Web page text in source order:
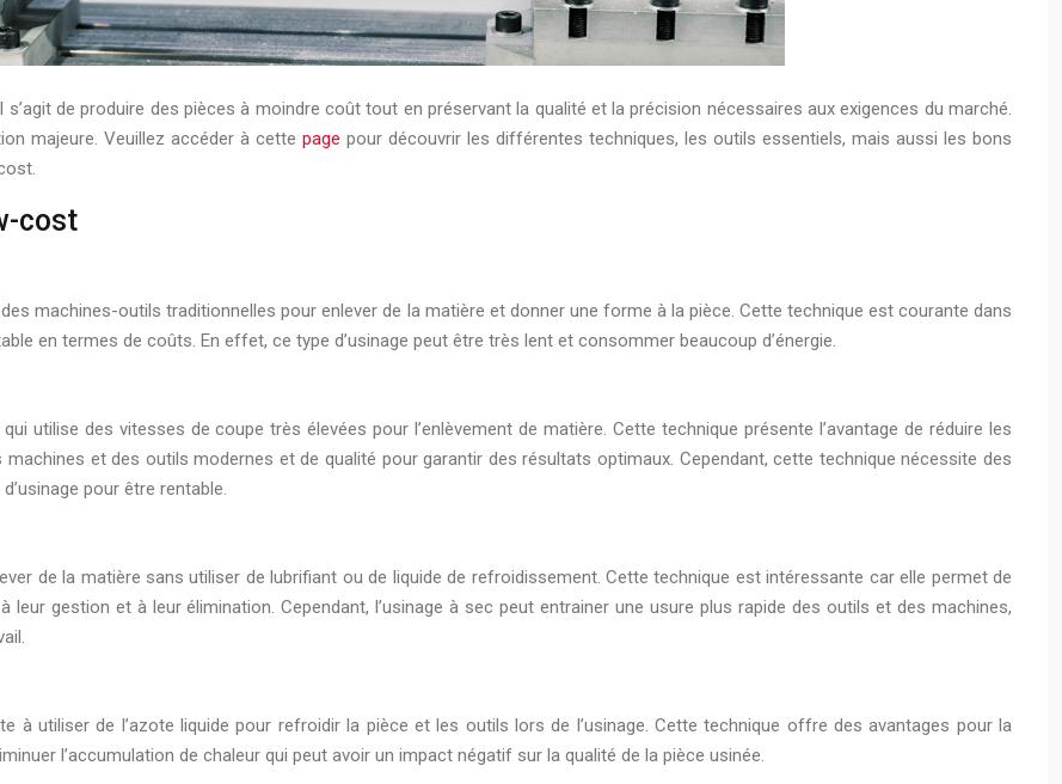
de produire des pièces à moindre coût tout en préservant la qualité et la précision nécessaires aux exigences du marché.
majeure. Veuillez accéder à cette page pour découvrir les différentes techniques, les outils essentiels, mais aussi les bons
cost
machines-outils traditionnelles pour enlever de la matière et donner une forme à la pièce. Cette technique est courante dans
en termes de coûts. En effet, ce type d’usinage peut être très lent et consommer beaucoup d’énergie.
utilise des vitesses de coupe très élevées pour l’enlèvement de matière. Cette technique présente l’avantage de réduire les
et des outils modernes et de qualité pour garantir des résultats optimaux. Cependant, cette technique nécessite des
pour être rentable.
de la matière sans utiliser de lubrifiant ou de liquide de refroidissement. Cette technique est intéressante car elle permet de
gestion et à leur élimination. Cependant, l’usinage à sec peut entrainer une usure plus rapide des outils et des machines,
à utiliser de l’azote liquide pour refroidir la pièce et les outils lors de l’usinage. Cette technique offre des avantages pour la
l’accumulation de chaleur qui peut avoir un impact négatif sur la qualité de la pièce usinée.